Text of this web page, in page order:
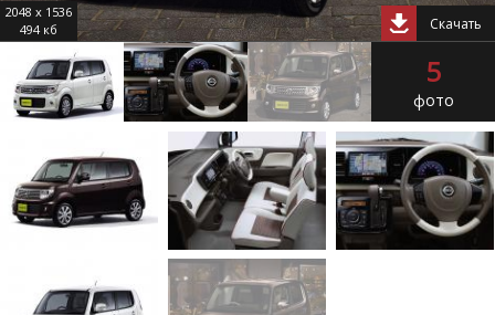
2048 x 1536
494 кб
Скачать
5
фото